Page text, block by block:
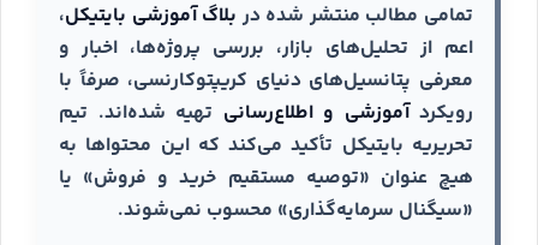
تمامی مطالب منتشر شده در بلاگ آموزشی بایتیکل،
اعم از تحلیل‌های بازار، بررسی پروژه‌ها، اخبار و
معرفی پتانسیل‌های دنیای کریپتوکارنسی، صرفاً با
رویکردآموزشی و اطلاع‌رسانی تهیه شده‌اند. تیم
تحریریه بایتیکل تأکید می‌کند که این محتواها به
هیچ عنوان «توصیه مستقیم خرید و فروش» یا
«سیگنال سرمایه‌گذاری» محسوب نمی‌شوند.